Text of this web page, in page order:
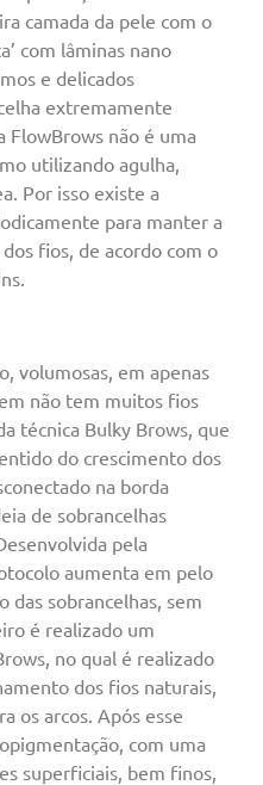
camada da pele com o
com lâminas nano
e delicados
extremamente
FlowBrows não é uma
utilizando agulha,
Por isso existe a
para manter a
fios, de acordo com o
volumosas, em apenas
não tem muitos fios
técnica Bulky Brows, que
do crescimento dos
na borda
de sobrancelhas
pela
aumenta em pelo
das sobrancelhas, sem
é realizado um
no qual é realizado
dos fios naturais,
os arcos. Após esse
com uma
superficiais, bem finos,